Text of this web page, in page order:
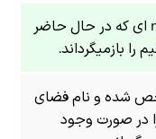
نام namespace ای که در حال حاضر
را بازمیگرداند.
شده و نام فضای
در صورت وجود